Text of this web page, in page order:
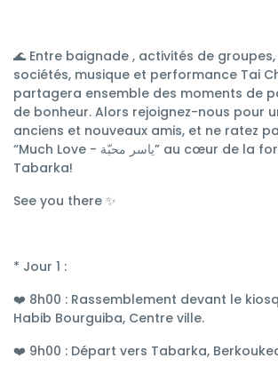
🌊 Entre baignade , activités de groupes,
sociétés, musique et performance Tai
partagera ensemble des moments de
de bonheur. Alors rejoignez-nous pour
anciens et nouveaux amis, et ne ratez
“Much Love - ياسر محبّة” au cœur de la forêt Berkoukech à
Tabarka!
See you there ✨
* Jour 1 :
❤️ 8h00 : Rassemblement devant le
Habib Bourguiba, Centre ville.
❤️ 9h00 : Départ vers Tabarka,